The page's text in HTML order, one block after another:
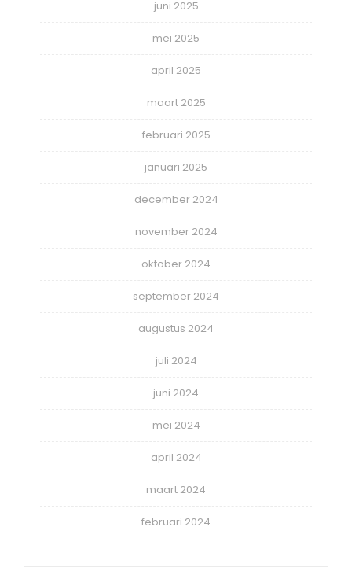
juni 2025
mei 2025
april 2025
maart 2025
februari 2025
januari 2025
december 2024
november 2024
oktober 2024
september 2024
augustus 2024
juli 2024
juni 2024
mei 2024
april 2024
maart 2024
februari 2024